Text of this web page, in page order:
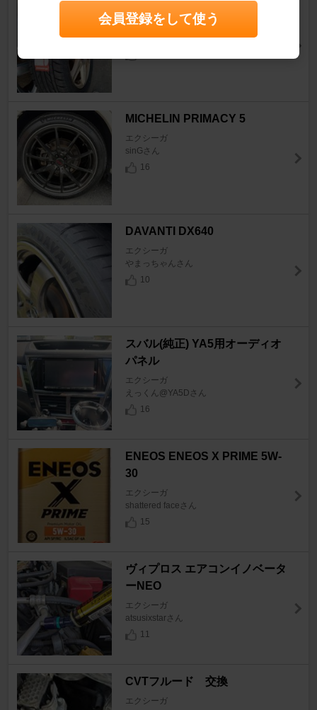
エクシーガ
ガンブーさん
MICHELIN PRIMACY 5
エクシーガ
sinGさん
16
DAVANTI DX640
エクシーガ
やまっちゃんさん
10
スバル(純正) YA5用オーディオ
パネル
エクシーガ
えっくん@YA5Dさん
16
ENEOS ENEOS X PRIME 5W-
30
エクシーガ
shattered faceさん
15
ヴィプロス エアコンイノベータ
ーNEO
エクシーガ
atsusixstarさん
11
CVTフルード 交換
エクシーガ
会員登録をして使う